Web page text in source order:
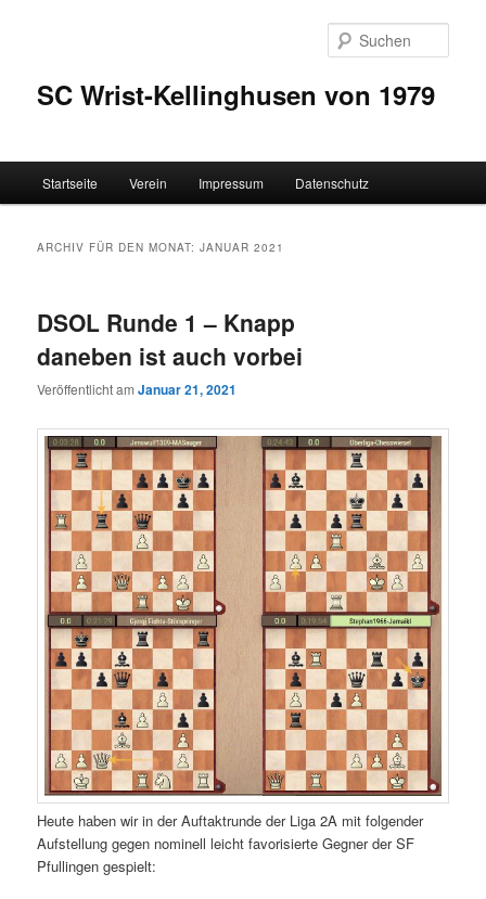
SC Wrist-Kellinghusen von 1979
Startseite Verein Impressum Datenschutz
ARCHIV FÜR DEN MONAT:JANUAR 2021
DSOL Runde 1 – Knapp
daneben ist auch vorbei
Veröffentlicht amJanuar 21, 2021
Heute haben wir in der Auftaktrunde der Liga 2A mit folgender
Aufstellung gegen nominell leicht favorisierte Gegner der SF
Pfullingen gespielt: